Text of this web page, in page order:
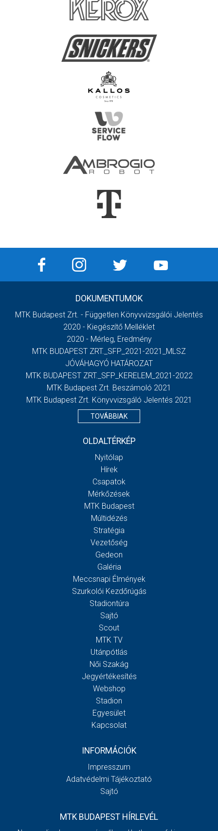
DOKUMENTUMOK
MTK Budapest Zrt. - Független Könyvvizsgálói Jelentés
2020 - Kiegészítő Melléklet
2020 - Mérleg, Eredmény
MTK BUDAPEST ZRT._SFP_2021-2021_MLSZ
JÓVÁHAGYÓ HATÁROZAT
MTK BUDAPEST ZRT._SFP_KERELEM_2021-2022
MTK Budapest Zrt. Beszámoló 2021
MTK Budapest Zrt. Könyvvizsgáló Jelentés 2021
TOVÁBBIAK
OLDALTÉRKÉP
Nyitólap
Hírek
Csapatok
Mérkőzések
MTK Budapest
Múltidézés
Stratégia
Vezetőség
Gedeon
Galéria
Meccsnapi Élmények
Szurkolói Kezdőrúgás
Stadiontúra
Sajtó
Scout
MTK TV
Utánpótlás
Női Szakág
Jegyértékesítés
Webshop
Stadion
Egyesület
Kapcsolat
INFORMÁCIÓK
Impresszum
Adatvédelmi Tájékoztató
Sajtó
MTK BUDAPEST HÍRLEVÉL